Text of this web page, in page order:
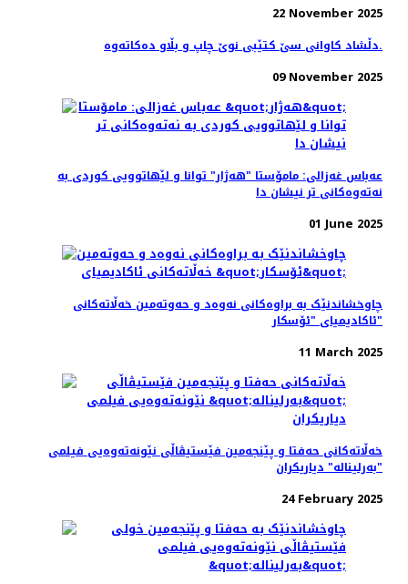
22 November 2025
دڵشاد کاوانى سێ کتێبى نوێ چاپ و بڵاو دەکاتەوە.
09 November 2025
عەباس غەزالی: مامۆستا "هەژار" توانا و لێهاتوویی کوردی به
نەتەوەکانی تر نیشان دا
01 June 2025
چاوخشاندنێک به براوه‌کانی نه‌وه‌د و حه‌و‌ته‌مین خه‌ڵاته‌کانی
ئاکادیمیای "ئۆسکار"
11 March 2025
خه‌ڵاته‌کانی حه‌فتا و پێنجه‌مین فێستیڤاڵی نێونه‌ته‌وه‌یی فیلمی
"بەرلیناله" دیاریکران
24 February 2025